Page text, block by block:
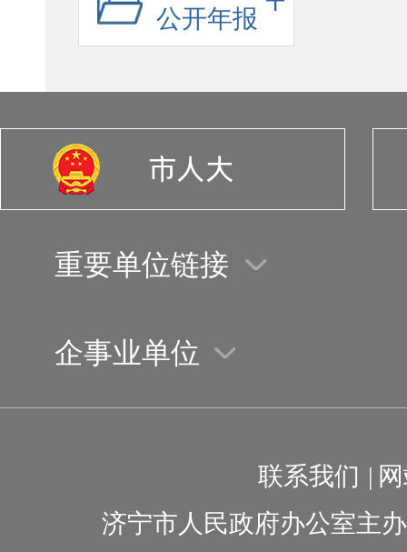
公开年报
重要单位链接
企事业单位
联系我们 |
济宁市人民政府办公室主